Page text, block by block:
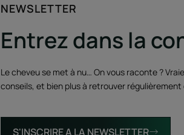
NEWSLETTER
Entrez dans la
Le cheveu se met à nu… On vous raconte ?
conseils, et bien plus à retrouver régulièrement
S'INSCRIRE A LA NEWSLETTER